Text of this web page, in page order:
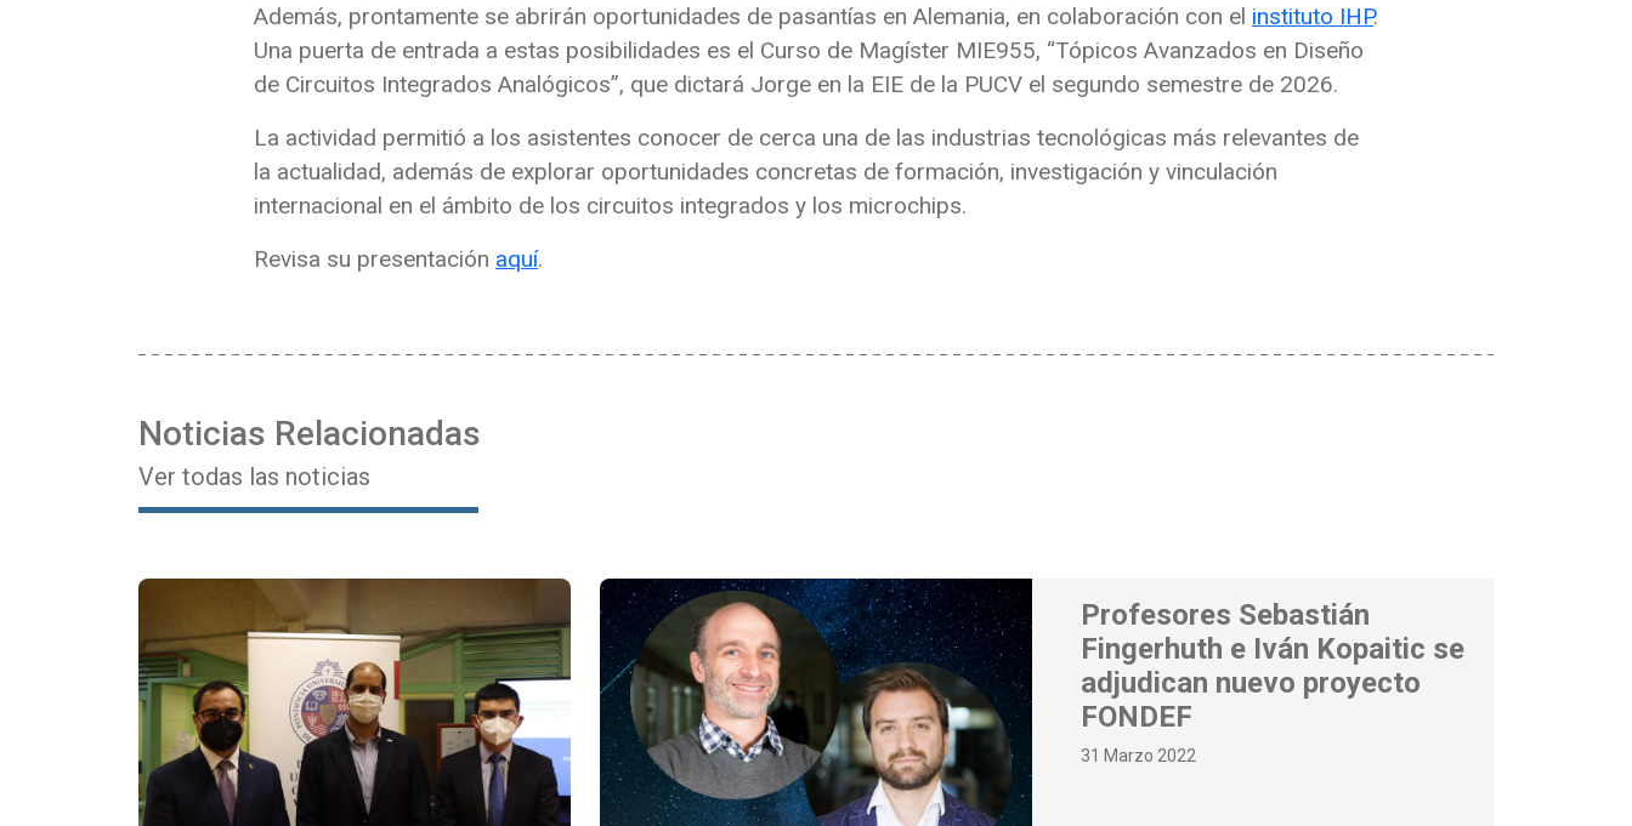
Además, prontamente se abrirán oportunidades de pasantías en Alemania, en colaboración con el instituto IHP.
Una puerta de entrada a estas posibilidades es el Curso de Magíster MIE955, “Tópicos Avanzados en Diseño
de Circuitos Integrados Analógicos”, que dictará Jorge en la EIE de la PUCV el segundo semestre de 2026.
La actividad permitió a los asistentes conocer de cerca una de las industrias tecnológicas más relevantes de
la actualidad, además de explorar oportunidades concretas de formación, investigación y vinculación
internacional en el ámbito de los circuitos integrados y los microchips.
Revisa su presentación aquí.
Noticias Relacionadas
Ver todas las noticias
Profesores Sebastián
Fingerhuth e Iván Kopaitic se
adjudican nuevo proyecto
FONDEF
31 Marzo 2022